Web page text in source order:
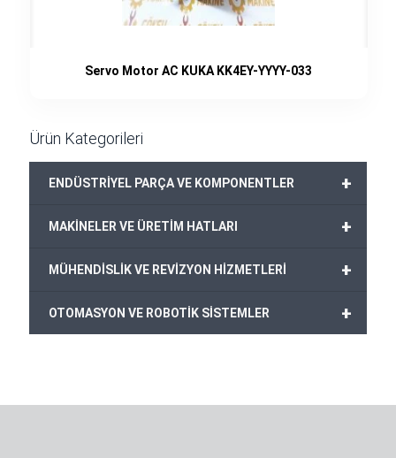
Servo Motor AC KUKA KK4EY-YYYY-033
Ürün Kategorileri
+
ENDÜSTRİYEL PARÇA VE KOMPONENTLER
+
MAKİNELER VE ÜRETİM HATLARI
+
MÜHENDİSLİK VE REVİZYON HİZMETLERİ
+
OTOMASYON VE ROBOTİK SİSTEMLER